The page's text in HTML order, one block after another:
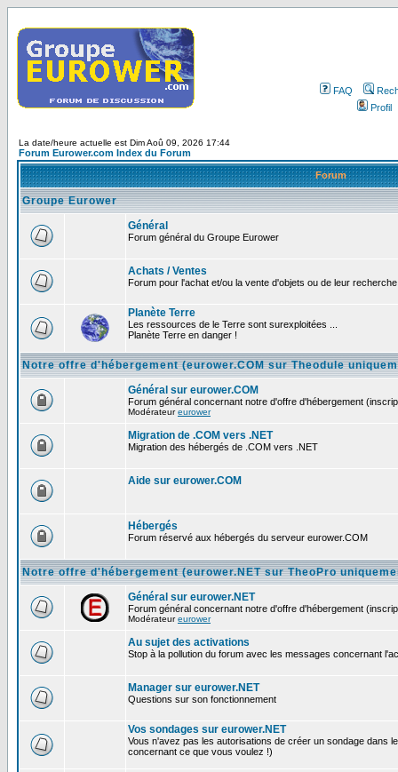
FAQ
Profil
La date/heure actuelle est Dim Aoû 09, 2026 17:44
Forum Eurower.com Index du Forum
Forum
Groupe Eurower
Général
Forum général du Groupe Eurower
Achats / Ventes
Forum pour l'achat et/ou la vente d'objets ou de leur
Planète Terre
Les ressources de le Terre sont surexploitées ...
Planète Terre en danger !
Notre offre d'hébergement (eurower.COM sur Theodule
Général sur eurower.COM
Forum général concernant notre d'offre d'hébergement
Modérateureurower
Migration de .COM vers .NET
Migration des hébergés de .COM vers .NET
Aide sur eurower.COM
Hébergés
Forum réservé aux hébergés du serveur eurower.COM
Notre offre d'hébergement (eurower.NET sur TheoPro
Général sur eurower.NET
Forum général concernant notre d'offre d'hébergement
Modérateureurower
Au sujet des activations
Stop à la pollution du forum avec les messages concernant
Manager sur eurower.NET
Questions sur son fonctionnement
Vos sondages sur eurower.NET
Vous n'avez pas les autorisations de créer un sondage dans
concernant ce que vous voulez !)